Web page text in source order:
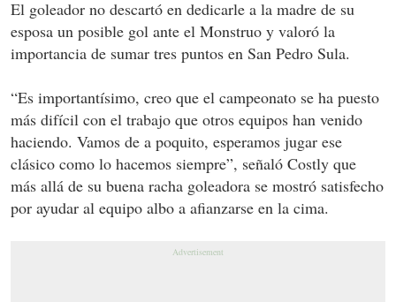
El goleador no descartó en dedicarle a la madre de su
esposa un posible gol ante el Monstruo y valoró la
importancia de sumar tres puntos en San Pedro Sula.
“Es importantísimo, creo que el campeonato se ha puesto
más difícil con el trabajo que otros equipos han venido
haciendo. Vamos de a poquito, esperamos jugar ese
clásico como lo hacemos siempre”, señaló Costly que
más allá de su buena racha goleadora se mostró satisfecho
por ayudar al equipo albo a afianzarse en la cima.